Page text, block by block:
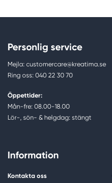
Personlig service
Mejla: customercare@kreatima.se
Ring oss: 040 22 30 70
Öppettider:
Mån-fre: 08.00-18.00
Lör-, sön- & helgdag: stängt
Information
Kontakta oss